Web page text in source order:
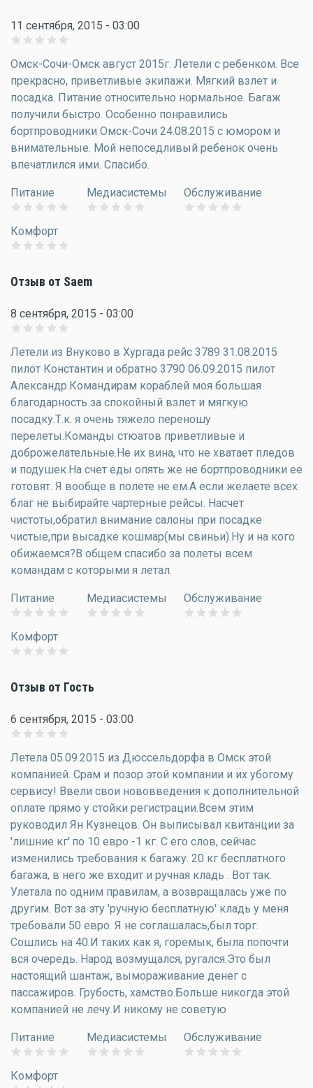
11 сентября, 2015 - 03:00
Омск-Сочи-Омск август 2015г. Летели с ребенком. Все
прекрасно, приветливые экипажи. Мягкий взлет и
посадка. Питание относительно нормальное. Багаж
получили быстро. Особенно понравились
бортпроводники Омск-Сочи 24.08.2015 с юмором и
внимательные. Мой непоседливый ребенок очень
впечатлился ими. Спасибо.
Питание Медиасистемы Обслуживание
Комфорт
Отзыв от Saem
8 сентября, 2015 - 03:00
Летели из Внуково в Хургада рейс 3789 31.08.2015
пилот Константин и обратно 3790 06.09.2015 пилот
Александр.Командирам кораблей моя большая
благодарность за спокойный взлет и мягкую
посадку.Т.к. я очень тяжело переношу
перелеты.Команды стюатов приветливые и
доброжелательные.Не их вина, что не хватает пледов
и подушек.На счет еды опять же не бортпроводники ее
готовят. Я вообще в полете не ем.А если желаете всех
благ не выбирайте чартерные рейсы. Насчет
чистоты,обратил внимание салоны при посадке
чистые,при высадке кошмар(мы свиньи).Ну и на кого
обижаемся?В общем спасибо за полеты всем
командам с которыми я летал.
Питание Медиасистемы Обслуживание
Комфорт
Отзыв от Гость
6 сентября, 2015 - 03:00
Летела 05.09.2015 из Дюссельдорфа в Омск этой
компанией. Срам и позор этой компании и их убогому
сервису! Ввели свои нововведения к дополнительной
оплате прямо у стойки регистрации.Всем этим
руководил Ян Кузнецов. Он выписывал квитанции за
'лишние кг'.по 10 евро -1 кг. С его слов, сейчас
изменились требования к багажу. 20 кг бесплатного
багажа, в него же входит и ручная кладь . Вот так.
Улетала по одним правилам, а возвращалась уже по
другим. Вот за эту 'ручную бесплатную' кладь у меня
требовали 50 евро. Я не соглашалась,был торг.
Сошлись на 40.И таких как я, горемык, была попочти
вся очередь. Народ возмущался, ругался.Это был
настоящий шантаж, вымораживание денег с
пассажиров. Грубость, хамство.Больше никогда этой
компанией не лечу.И никому не советую
Питание Медиасистемы Обслуживание
Комфорт